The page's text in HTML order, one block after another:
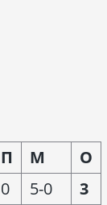
П М
О
0 5-0
3